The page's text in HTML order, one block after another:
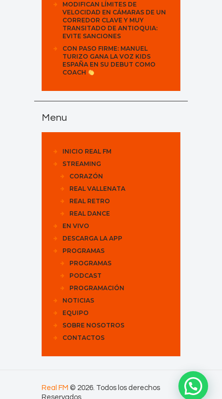
MODIFICAN LÍMITES DE
VELOCIDAD EN CÁMARAS DE UN
CORREDOR CLAVE Y MUY
TRANSITADO DE ANTIOQUIA:
EVITE SANCIONES
CON PASO FIRME: MANUEL
TURIZO GANA LA VOZ KIDS
ESPAÑA EN SU DEBUT COMO
COACH
Menu
INICIO REAL FM
STREAMING
CORAZÓN
REAL VALLENATA
REAL RETRO
REAL DANCE
EN VIVO
DESCARGA LA APP
PROGRAMAS
PROGRAMAS
PODCAST
PROGRAMACIÓN
NOTICIAS
EQUIPO
SOBRE NOSOTROS
CONTACTOS
Real FM © 2026. Todos los derechos
Reservados